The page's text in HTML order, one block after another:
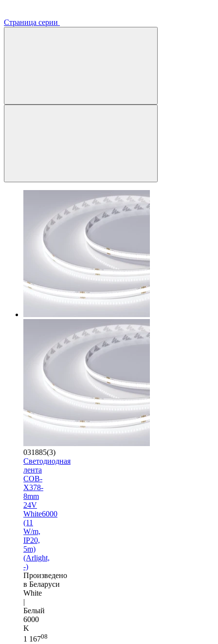
Страница серии
031885(3)
Светодиодная
лента
COB-
X378-
8mm
24V
White6000
(11
W/m,
IP20,
5m)
(Arlight,
-)
Произведено
в Беларуси
White
|
Белый
6000
K
1 16708